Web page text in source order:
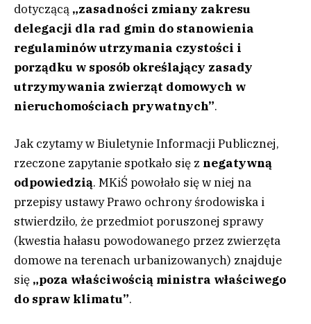
dotyczącą „zasadności zmiany zakresu
delegacji dla rad gmin do stanowienia
regulaminów utrzymania czystości i
porządku w sposób określający zasady
utrzymywania zwierząt domowych w
nieruchomościach prywatnych”.
Jak czytamy w Biuletynie Informacji Publicznej,
rzeczone zapytanie spotkało się z negatywną
odpowiedzią. MKiŚ powołało się w niej na
przepisy ustawy Prawo ochrony środowiska i
stwierdziło, że przedmiot poruszonej sprawy
(kwestia hałasu powodowanego przez zwierzęta
domowe na terenach urbanizowanych) znajduje
się „poza właściwością ministra właściwego
do spraw klimatu”.